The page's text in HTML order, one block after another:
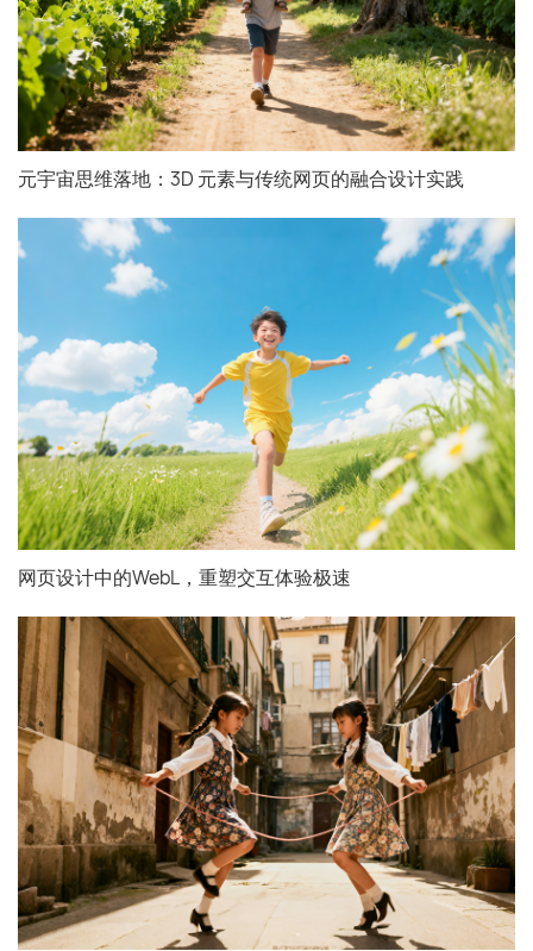
元宇宙思维落地：3D 元素与传统网页的融合设计实践
网页设计中的WebL，重塑交互体验极速